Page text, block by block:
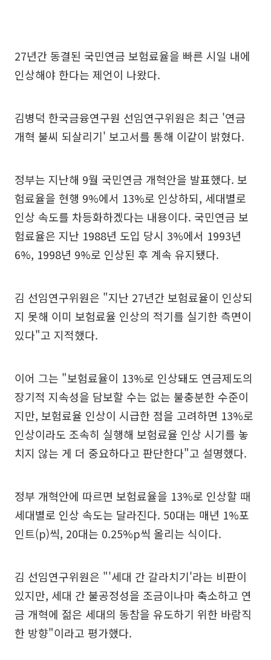
27년간 동결된 국민연금 보험료율을 빠른 시일 내에
인상해야 한다는 제언이 나왔다.
김병덕 한국금융연구원 선임연구위원은 최근 '연금
개혁 불씨 되살리기' 보고서를 통해 이같이 밝혔다.
정부는 지난해 9월 국민연금 개혁안을 발표했다. 보
험료율을 현행 9%에서 13%로 인상하되, 세대별로
인상 속도를 차등화하겠다는 내용이다. 국민연금 보
험료율은 지난 1988년 도입 당시 3%에서 1993년
6%, 1998년 9%로 인상된 후 계속 유지됐다.
김 선임연구위원은 "지난 27년간 보험료율이 인상되
지 못해 이미 보험료율 인상의 적기를 실기한 측면이
있다"고 지적했다.
이어 그는 "보험료율이 13%로 인상돼도 연금제도의
장기적 지속성을 담보할 수는 없는 불충분한 수준이
지만, 보험료율 인상이 시급한 점을 고려하면 13%로
인상이라도 조속히 실행해 보험료율 인상 시기를 놓
치지 않는 게 더 중요하다고 판단한다"고 설명했다.
정부 개혁안에 따르면 보험료율을 13%로 인상할 때
세대별로 인상 속도는 달라진다. 50대는 매년 1%포
인트(p)씩, 20대는 0.25%p씩 올리는 식이다.
김 선임연구위원은 "'세대 간 갈라치기'라는 비판이
있지만, 세대 간 불공정성을 조금이나마 축소하고 연
금 개혁에 젊은 세대의 동참을 유도하기 위한 바람직
한 방향"이라고 평가했다.